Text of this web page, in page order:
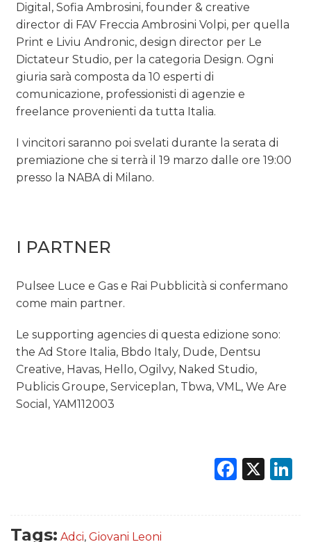
Digital, Sofia Ambrosini, founder & creative
director di FAV Freccia Ambrosini Volpi, per quella
Print e Liviu Andronic, design director per Le
Dictateur Studio, per la categoria Design. Ogni
giuria sarà composta da 10 esperti di
comunicazione, professionisti di agenzie e
freelance provenienti da tutta Italia.
I vincitori saranno poi svelati durante la serata di
premiazione che si terrà il 19 marzo dalle ore 19:00
presso la NABA di Milano.
I PARTNER
Pulsee Luce e Gas e Rai Pubblicità si confermano
come main partner.
Le supporting agencies di questa edizione sono:
the Ad Store Italia, Bbdo Italy, Dude, Dentsu
Creative, Havas, Hello, Ogilvy, Naked Studio,
Publicis Groupe, Serviceplan, Tbwa, VML, We Are
Social, YAM112003
X
Tags: Adci, Giovani Leoni